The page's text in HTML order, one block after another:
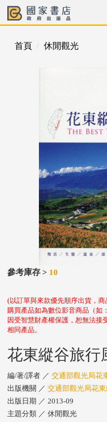
首頁 休閒觀光
參考庫存 > 10
(以訂單與來款優先順序出貨，
購買產品如為數位影音商品（如
因受智慧財產權保護，恕無法接
相同產品。
花東縱谷旅行
編/著/譯者 ／ 交通部觀光局花
出版機關 ／ 交通部觀光局花
出版日期 ／ 2013-09
主題分類 ／ 休閒觀光